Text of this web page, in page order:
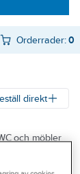
Orderrader:0
direkt
och möbler